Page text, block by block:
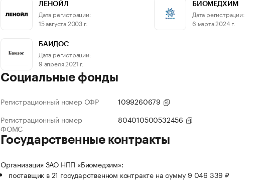
ЛЕНОЙЛ
Дата регистрации:
15 августа 2003 г.
БИОМЕДХИМ
Дата регистрации:
6 марта 2024 г.
БАИДОС
Дата регистрации:
9 апреля 2021 г.
Социальные фонды
Регистрационный номер СФР
1099260679
Регистрационный номер
ФОМС
804010500532456
Государственные контракты
Организация ЗАО НПП «Биомедхим»:
поставщик в 21 государственном контракте на сумму 9 046 339 ₽